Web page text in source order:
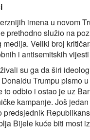
imena u novom
prethodno služio na
Veliki broj
i antisemitskih
su ga da širi
Trumpu pismo
to odbio i ostao je uz
kampanje. Još
predsjednik
Bijele kuće biti most